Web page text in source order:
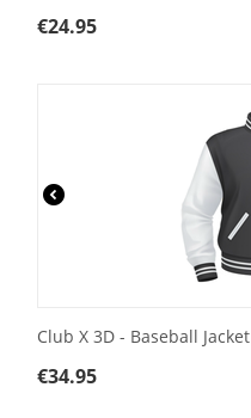
€24.95
Club X 3D - Baseball Jacket
€34.95